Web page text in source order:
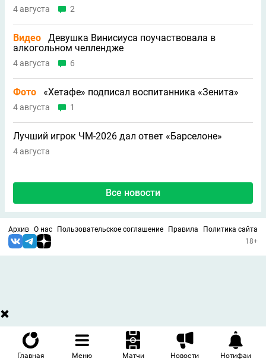
Главная Меню Матчи Новости Нотифаи
4 августа 2
Видео
Девушка Винисиуса поучаствовала в
алкогольном челлендже
4 августа 6
Фото «Хетафе» подписал воспитанника «Зенита»
4 августа 1
Лучший игрок ЧМ-2026 дал ответ «Барселоне»
4 августа
Все новости
Архив О нас Пользовательское соглашение Правила
Политика сайта
18+